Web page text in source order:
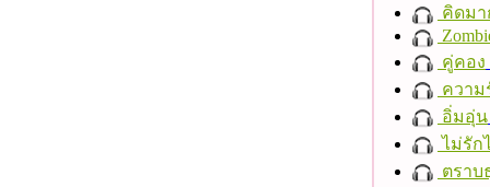
คิดมา
คู่คอง
ความ
อิ่มอุ่น
ไม่รัก
ตราบ